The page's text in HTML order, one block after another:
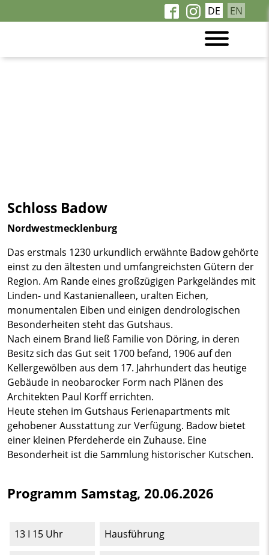
DE EN
Schloss Badow
Nordwestmecklenburg
Das erstmals 1230 urkundlich erwähnte Badow gehörte
einst zu den ältesten und umfangreichsten Gütern der
Region. Am Rande eines großzügigen Parkgeländes mit
Linden- und Kastanienalleen, uralten Eichen,
monumentalen Eiben und einigen dendrologischen
Besonderheiten steht das Gutshaus.
Nach einem Brand ließ Familie von Döring, in deren
Besitz sich das Gut seit 1700 befand, 1906 auf den
Kellergewölben aus dem 17. Jahrhundert das heutige
Gebäude in neobarocker Form nach Plänen des
Architekten Paul Korff errichten.
Heute stehen im Gutshaus Ferienapartments mit
gehobener Ausstattung zur Verfügung. Badow bietet
einer kleinen Pferdeherde ein Zuhause. Eine
Besonderheit ist die Sammlung historischer Kutschen.
Programm Samstag, 20.06.2026
13 I 15 Uhr Hausführung